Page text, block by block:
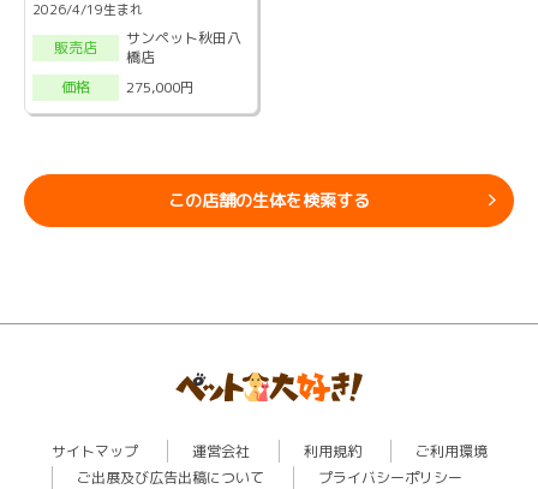
2026/4/19生まれ
販売店
サンペット秋田八
橋店
価格
275,000円
この店舗の生体を検索する
サイトマップ 運営会社 利用規約
ご利用環境
ご出展及び広告出稿について
プライバシーポリシー